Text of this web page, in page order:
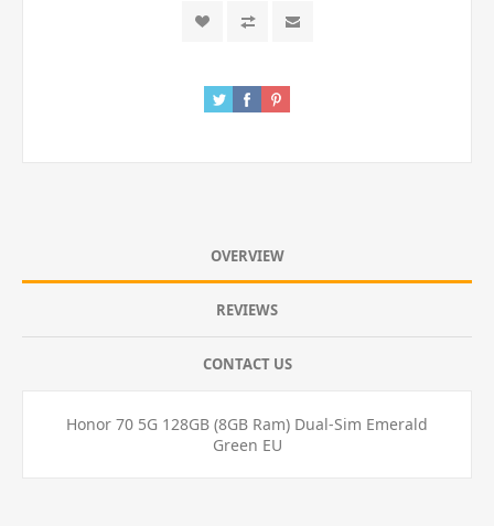
OVERVIEW
REVIEWS
CONTACT US
Honor 70 5G 128GB (8GB Ram) Dual-Sim Emerald
Green EU